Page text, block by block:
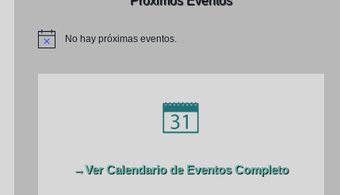
N
No hay próximas eventos.
→Ver Calendario de Eventos Completo